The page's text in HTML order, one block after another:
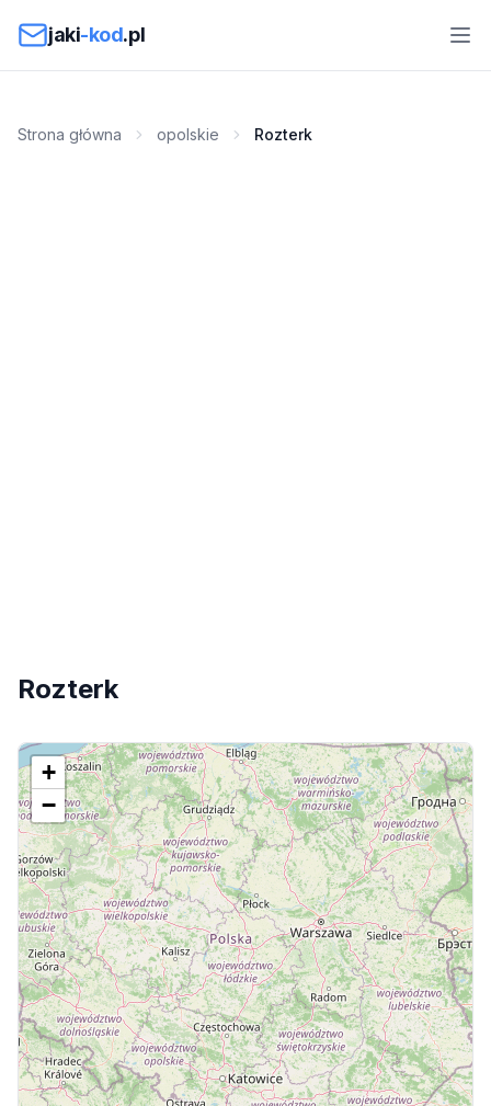
jaki-kod.pl
Strona główna opolskie Rozterk
Rozterk
+
−